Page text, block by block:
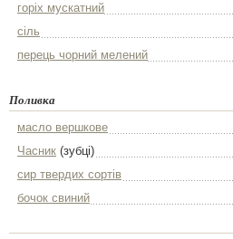
горіх мускатний
сіль
перець чорний мелений
Поливка
масло вершкове
Часник (зубці)
сир твердих сортів
бочок свиний